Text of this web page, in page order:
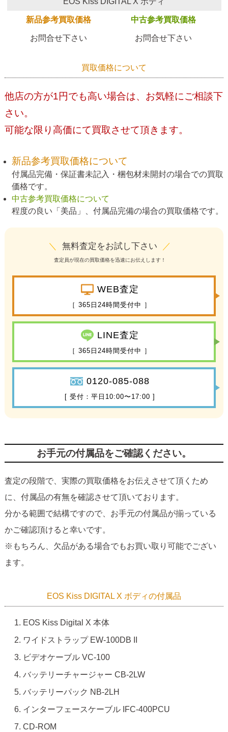
新品参考買取価格 中古参考買取価格
お問合せ下さい お問合せ下さい
買取価格について
他店の方が1円でも高い場合は、お気軽にご相談下
さい。
可能な限り高価にて買取させて頂きます。
新品参考買取価格について
付属品完備・保証書未記入・梱包材未開封の場合での買取
価格です。
中古参考買取価格について
程度の良い「美品」、付属品完備の場合の買取価格です。
＼ 無料査定をお試し下さい ／
査定員が現在の買取価格を迅速にお伝えします！
WEB査定
［ 365日24時間受付中 ］
LINE査定
［ 365日24時間受付中 ］
0120-085-088
[ 受付：平日10:00〜17:00 ]
お手元の付属品をご確認ください。
査定の段階で、実際の買取価格をお伝えさせて頂くため
に、付属品の有無を確認させて頂いております。
分かる範囲で結構ですので、お手元の付属品が揃っている
かご確認頂けると幸いです。
※もちろん、欠品がある場合でもお買い取り可能でござい
ます。
EOS Kiss DIGITAL X ボディの付属品
EOS Kiss Digital X 本体
ワイドストラップ EW-100DB II
ビデオケーブル VC-100
バッテリーチャージャー CB-2LW
バッテリーパック NB-2LH
インターフェースケーブル IFC-400PCU
CD-ROM